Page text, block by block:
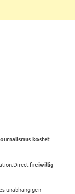
kostet
freiwillig
unabhängigen